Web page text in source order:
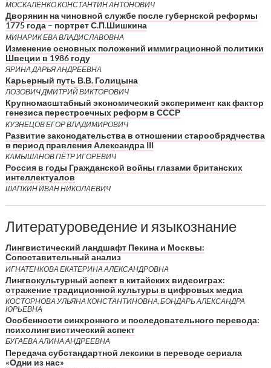
МОСКАЛЕНКО КОНСТАНТИН АНТОНОВИЧ
Дворянин на чиновной службе после губернской реформы
1775 года – портрет С.П.Шишкина
МИНАРИК ЕВА ВЛАДИСЛАВОВНА
Изменение основных положений иммиграционной политики
Швеции в 1986 году
ЯРИНА ДАРЬЯ АНДРЕЕВНА
Карьерный путь В.В. Голицына
ЛОЗОВИЧ ДМИТРИЙ ВИКТОРОВИЧ
Крупномасштабный экономический эксперимент как фактор
генезиса перестроечных реформ в СССР
КУЗНЕЦОВ ЕГОР ВЛАДИМИРОВИЧ
Развитие законодательства в отношении старообрядчества
в период правления Александра III
КАМЫШАНОВ ПЁТР ИГОРЕВИЧ
Россия в годы Гражданской войны глазами британских
интеллектуалов
ШАПКИН ИВАН НИКОЛАЕВИЧ
Литературоведение и языкознание
Лингвистический ландшафт Пекина и Москвы:
Сопоставительный анализ
ИГНАТЕНКОВА ЕКАТЕРИНА АЛЕКСАНДРОВНА
Лингвокультурный аспект в китайских видеоиграх:
отражение традиционной культуры в цифровых медиа
КОСТОРНОВА УЛЬЯНА КОНСТАНТИНОВНА, БОНДАРЬ АЛЕКСАНДРА
ЮРЬЕВНА
Особенности синхронного и последовательного перевода:
психолингвистический аспект
БУГАЕВА АЛИНА АНДРЕЕВНА
Передача субстандартной лексики в переводе сериала
«Одни из нас»